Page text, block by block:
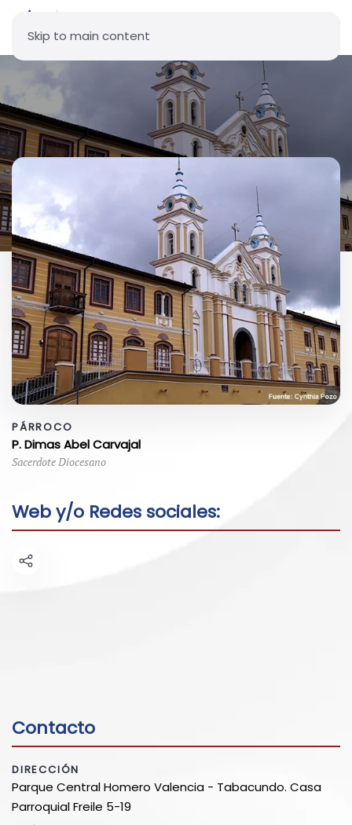
Skip to main content
Parroquia San Juan Bautista -
Tabacundo
PÁRROCO
P. Dimas Abel Carvajal
Sacerdote Diocesano
Web y/o Redes sociales:
Contacto
DIRECCIÓN
Parque Central Homero Valencia - Tabacundo. Casa
Parroquial Freile 5-19